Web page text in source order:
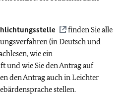
finden Sie alle
(in Deutsch und
wie ein
und wie Sie den Antrag auf
den Antrag auch in Leichter
stellen.